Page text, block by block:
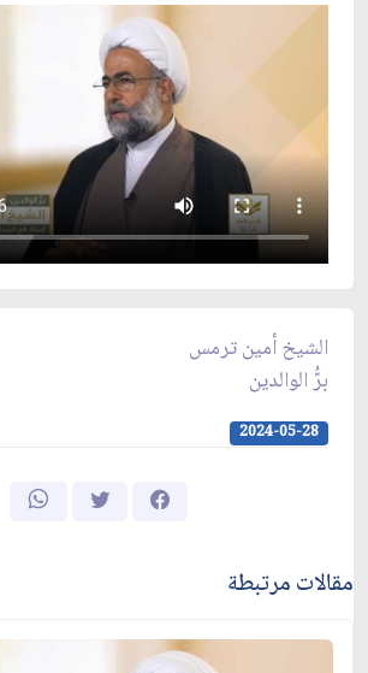
الشيخ أمين ترمس
برُّ الوالدين
2024-05-28
مقالات مرتبطة